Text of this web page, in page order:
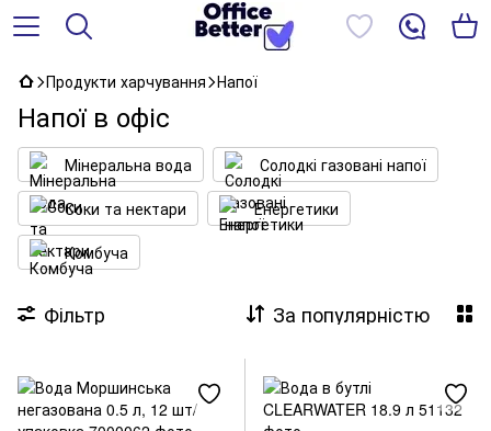
Продукти харчування Напої
Напої в офіс
Мінеральна вода
Солодкі газовані напої
Соки та нектари
Енергетики
Комбуча
Фільтр За популярністю